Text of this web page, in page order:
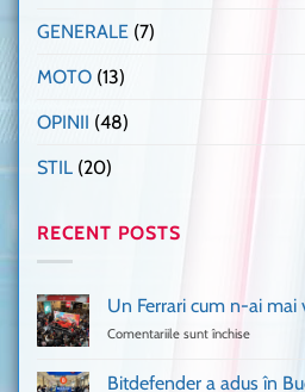
GENERALE (7)
MOTO (13)
OPINII (48)
STIL (20)
RECENT POSTS
Un Ferrari cum n-ai mai
Comentariile sunt închise
Ferrari
Bitdefender a adus în